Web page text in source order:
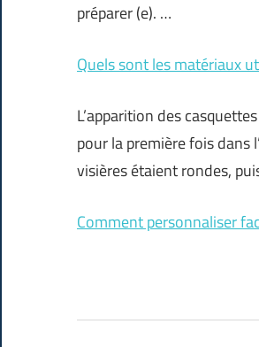
préparer (e). …
Quels sont les matériaux
L’apparition des
pour la première fois dans
visières étaient rondes,
Comment personnaliser